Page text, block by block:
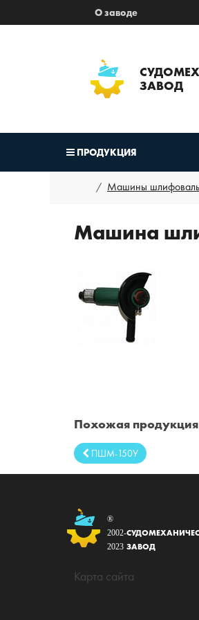
О заводе
ЗАВОД
ПРОДУКЦИЯ
Машины
Машина
Похожая продукция
ПШМ-150У
®
2002-
2023 ЗАВОД
Карта сайта